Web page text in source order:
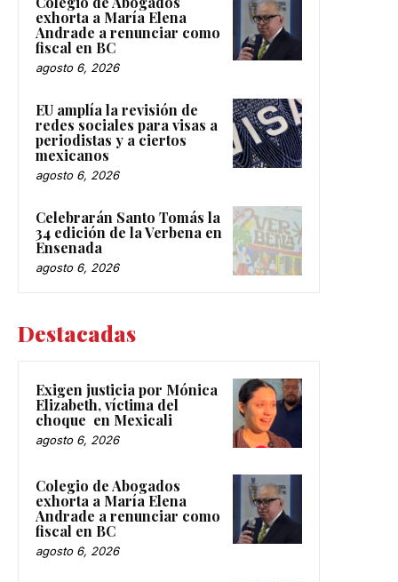
exhorta a María Elena
Andrade a renunciar como
fiscal en BC
agosto 6, 2026
EU amplía la revisión de
redes sociales para visas a
periodistas y a ciertos
mexicanos
agosto 6, 2026
Celebrarán Santo Tomás la
34 edición de la Verbena en
Ensenada
agosto 6, 2026
Destacadas
Exigen justicia por Mónica
Elizabeth, víctima del
choque en Mexicali
agosto 6, 2026
Colegio de Abogados
exhorta a María Elena
Andrade a renunciar como
fiscal en BC
agosto 6, 2026